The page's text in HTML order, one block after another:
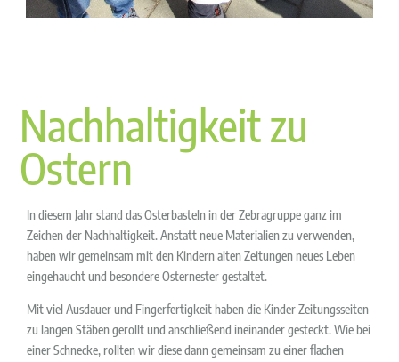
Nachhaltigkeit zu
Ostern
In diesem Jahr stand das Osterbasteln in der Zebragruppe ganz im
Zeichen der Nachhaltigkeit. Anstatt neue Materialien zu verwenden,
haben wir gemeinsam mit den Kindern alten Zeitungen neues Leben
eingehaucht und besondere Osternester gestaltet.
Mit viel Ausdauer und Fingerfertigkeit haben die Kinder Zeitungsseiten
zu langen Stäben gerollt und anschließend ineinander gesteckt. Wie bei
einer Schnecke, rollten wir diese dann gemeinsam zu einer flachen